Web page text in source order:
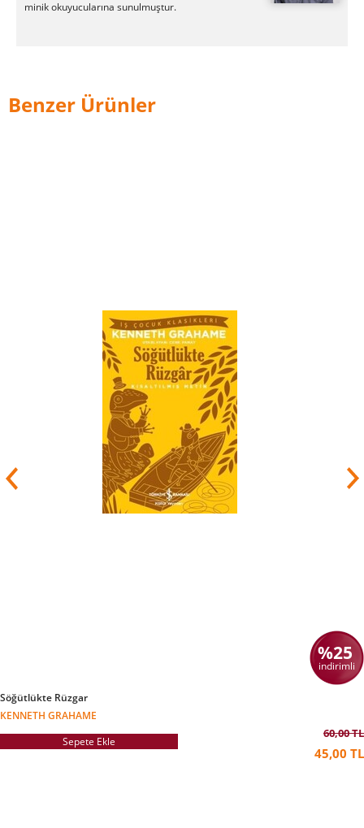
minik okuyucularına sunulmuştur.
Benzer Ürünler
%25
indirimli
Söğütlükte Rüzgar
KENNETH GRAHAME
Sepete Ekle
60,00 TL
45,00 TL